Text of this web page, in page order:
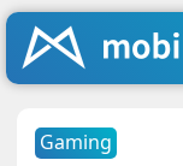
Gaming